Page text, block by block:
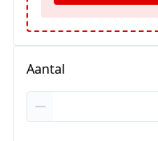
Aantal